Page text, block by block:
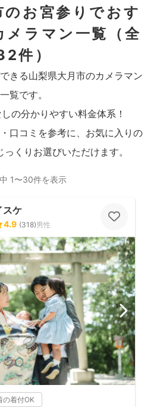
のお宮参りでおす
メラマン一覧
（全
件）
きる山梨県大月市のカメラマン
一覧です。
の分かりやすい料金体系！
口コミを参考に、お気に入りの
くりお選びいただけます。
1〜30件を表示
スケ
4.9 (318)男性
の着付OK